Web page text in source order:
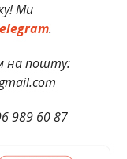
Ми
.
на пошту:
989 60 87